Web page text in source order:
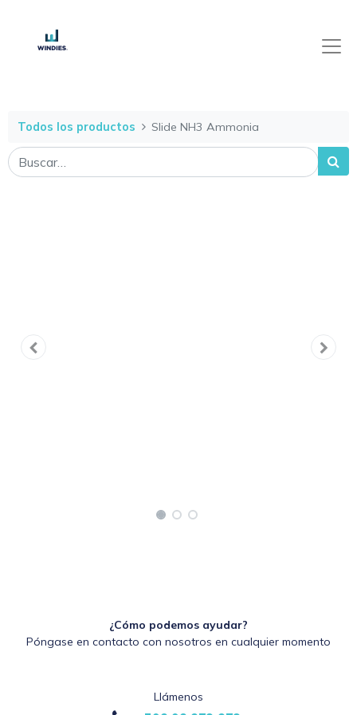
Todos los productos Slide NH3 Ammonia
¿Cómo podemos ayudar?
Póngase en contacto con nosotros en cualquier momento
Llámenos